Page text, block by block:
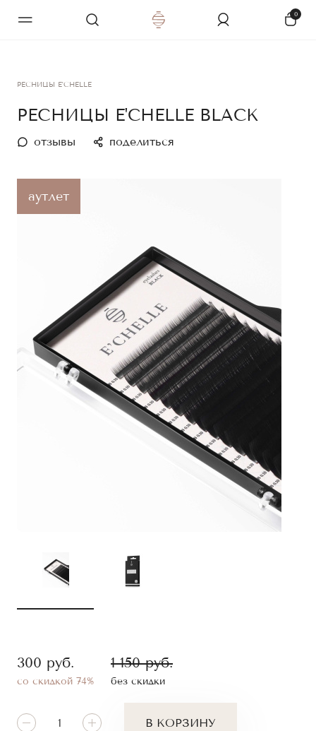
0
РЕСНИЦЫ E'CHELLE
РЕСНИЦЫ E'CHELLE BLACK
отзывы поделиться
аутлет
300 руб.
со скидкой 74%
1 150руб.
без скидки
В КОРЗИНУ